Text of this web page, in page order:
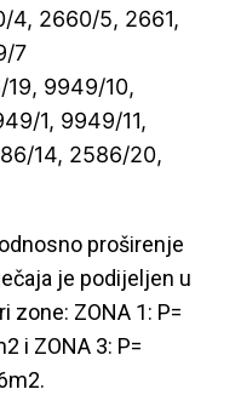
4, 2660/5, 2661,
7
9949/10,
1, 9949/11,
14, 2586/20,
proširenje
je podijeljen u
ZONA 1: P=
i ZONA 3: P=